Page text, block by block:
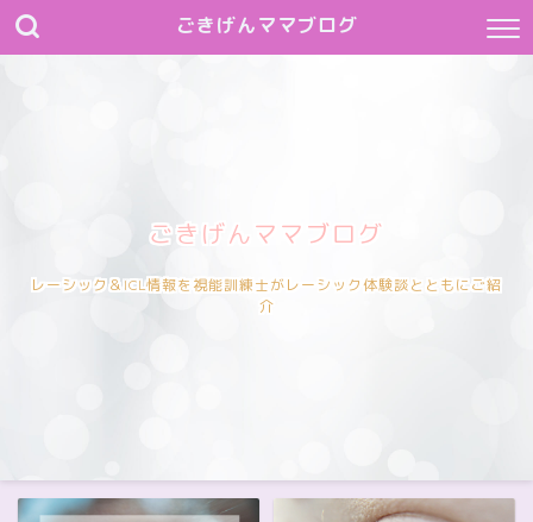
ごきげんママブログ
ごきげんママブログ
レーシック＆ICL情報を視能訓練士がレーシック体験談とともにご紹
介